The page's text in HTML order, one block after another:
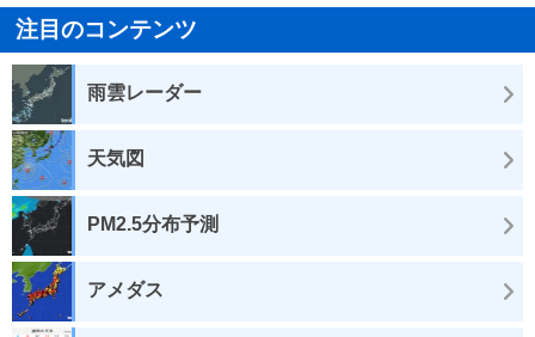
注目のコンテンツ
雨雲レーダー
天気図
PM2.5分布予測
アメダス